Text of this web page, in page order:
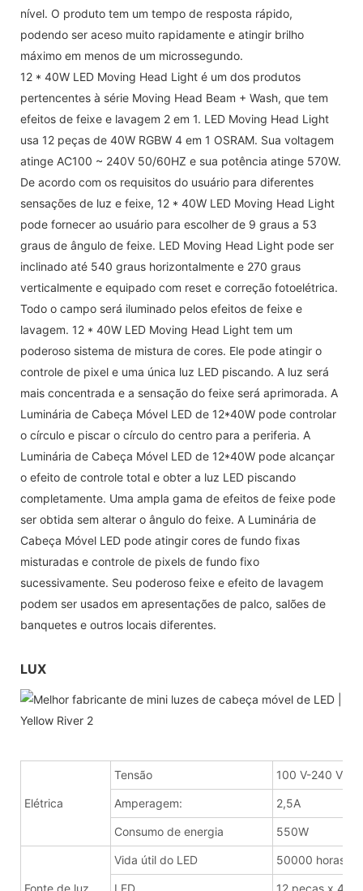
nível. O produto tem um tempo de resposta rápido,
podendo ser aceso muito rapidamente e atingir brilho
máximo em menos de um microssegundo.
12 * 40W LED Moving Head Light é um dos produtos
pertencentes à série Moving Head Beam + Wash, que tem
efeitos de feixe e lavagem 2 em 1. LED Moving Head Light
usa 12 peças de 40W RGBW 4 em 1 OSRAM. Sua voltagem
atinge AC100 ~ 240V 50/60HZ e sua potência atinge 570W.
De acordo com os requisitos do usuário para diferentes
sensações de luz e feixe, 12 * 40W LED Moving Head Light
pode fornecer ao usuário para escolher de 9 graus a 53
graus de ângulo de feixe. LED Moving Head Light pode ser
inclinado até 540 graus horizontalmente e 270 graus
verticalmente e equipado com reset e correção fotoelétrica.
Todo o campo será iluminado pelos efeitos de feixe e
lavagem. 12 * 40W LED Moving Head Light tem um
poderoso sistema de mistura de cores. Ele pode atingir o
controle de pixel e uma única luz LED piscando. A luz será
mais concentrada e a sensação do feixe será aprimorada. A
Luminária de Cabeça Móvel LED de 12*40W pode controlar
o círculo e piscar o círculo do centro para a periferia. A
Luminária de Cabeça Móvel LED de 12*40W pode alcançar
o efeito de controle total e obter a luz LED piscando
completamente. Uma ampla gama de efeitos de feixe pode
ser obtida sem alterar o ângulo do feixe. A Luminária de
Cabeça Móvel LED pode atingir cores de fundo fixas
misturadas e controle de pixels de fundo fixo
sucessivamente. Seu poderoso feixe e efeito de lavagem
podem ser usados ​​em apresentações de palco, salões de
banquetes e outros locais diferentes.
LUX
Elétrica
Tensão 100 V-240 V
Amperagem: 2,5A
Consumo de energia 550W
Fonte de luz
Vida útil do LED 50000 horas
LED 12 peças x 40